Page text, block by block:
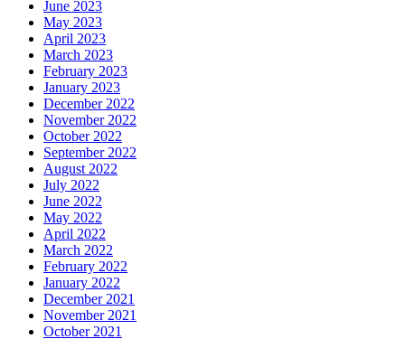
June 2023
May 2023
April 2023
March 2023
February 2023
January 2023
December 2022
November 2022
October 2022
September 2022
August 2022
July 2022
June 2022
May 2022
April 2022
March 2022
February 2022
January 2022
December 2021
November 2021
October 2021